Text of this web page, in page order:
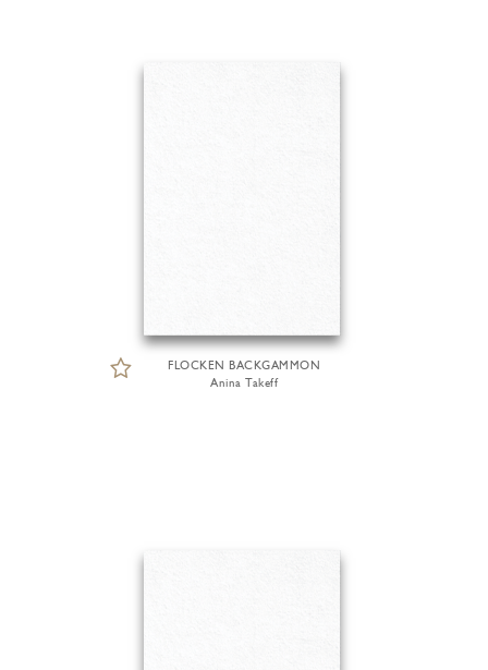
FLOCKEN BACKGAMMON
Anina Takeff